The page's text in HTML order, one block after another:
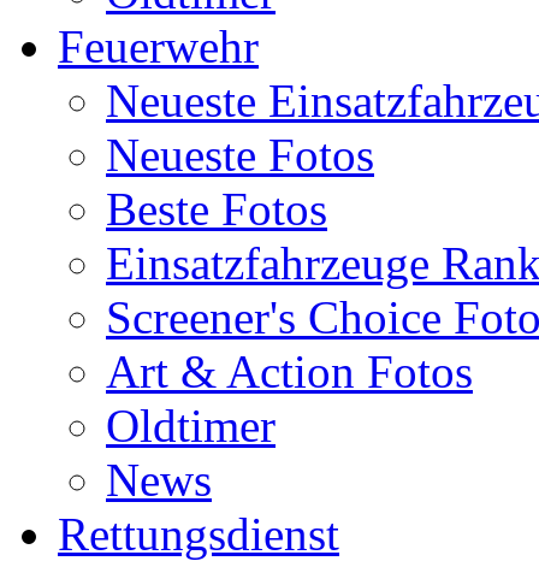
Feuerwehr
Neueste
Neueste Fotos
Beste Fotos
Einsatzfahrzeuge
Screener's Choice
Art & Action Fotos
Oldtimer
News
Rettungsdienst